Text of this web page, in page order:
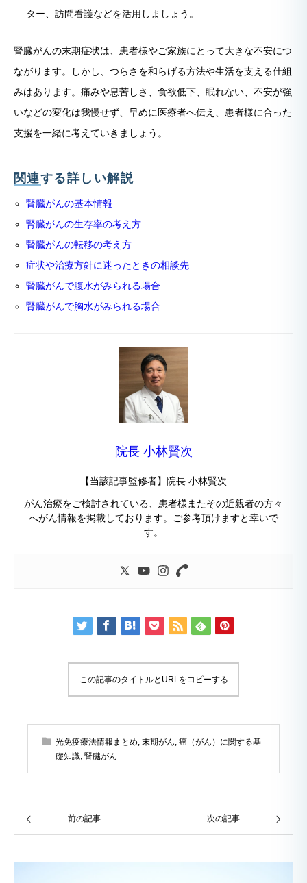
ター、訪問看護などを活用しましょう。
腎臓がんの末期症状は、患者様やご家族にとって大きな不安につ
ながります。しかし、つらさを和らげる方法や生活を支える仕組
みはあります。痛みや息苦しさ、食欲低下、眠れない、不安が強
いなどの変化は我慢せず、早めに医療者へ伝え、患者様に合った
支援を一緒に考えていきましょう。
関連する詳しい解説
腎臓がんの基本情報
腎臓がんの生存率の考え方
腎臓がんの転移の考え方
症状や治療方針に迷ったときの相談先
腎臓がんで腹水がみられる場合
腎臓がんで胸水がみられる場合
院長 小林賢次
【当該記事監修者】院長 小林賢次
がん治療をご検討されている、患者様またその近親者の方々
へがん情報を掲載しております。ご参考頂けますと幸いで
す。
この記事のタイトルとURLをコピーする
光免疫療法情報まとめ 末期がん 癌（がん）に関する基
礎知識 腎臓がん
前の記事 次の記事